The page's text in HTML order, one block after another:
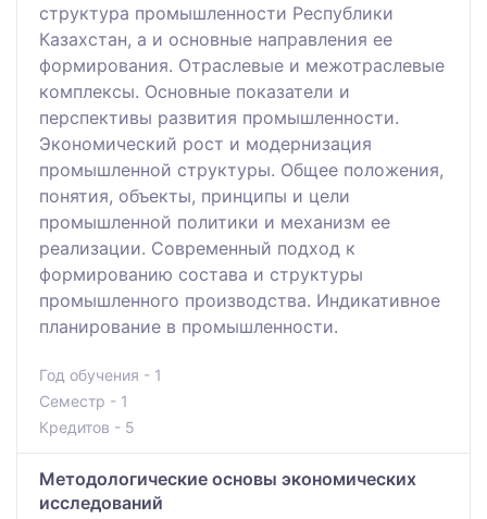
структура промышленности Республики
Казахстан, а и основные направления ее
формирования. Отраслевые и межотраслевые
комплексы. Основные показатели и
перспективы развития промышленности.
Экономический рост и модернизация
промышленной структуры. Общее положения,
понятия, объекты, принципы и цели
промышленной политики и механизм ее
реализации. Современный подход к
формированию состава и структуры
промышленного производства. Индикативное
планирование в промышленности.
Год обучения - 1
Семестр - 1
Кредитов - 5
Методологические основы экономических
исследований